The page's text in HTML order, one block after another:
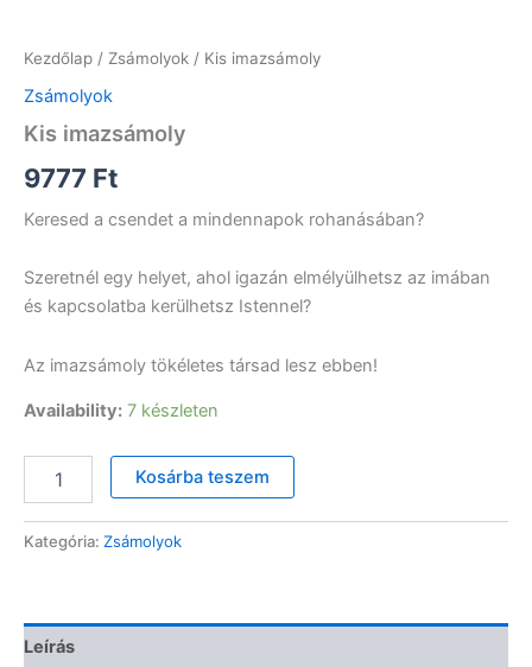
Kezdőlap / Zsámolyok / Kis imazsámoly
Zsámolyok
Kis imazsámoly
9777 Ft
Keresed a csendet a mindennapok rohanásában?
Szeretnél egy helyet, ahol igazán elmélyülhetsz az imában
és kapcsolatba kerülhetsz Istennel?
Az imazsámoly tökéletes társad lesz ebben!
Availability: 7 készleten
imazsámoly
Kosárba teszem
Kategória: Zsámolyok
Leírás